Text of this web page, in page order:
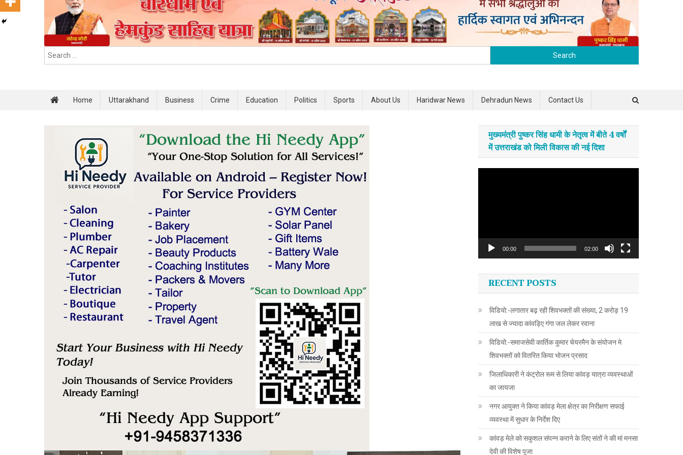
Home Uttarakhand Business Crime Education Politics Sports About Us Haridwar News Dehradun News Contact Us
मुख्यमंत्री पुष्कर सिंह धामी के नेतृत्व में बीते 4 वर्षों
में उत्तराखंड को मिली विकास की नई दिशा
00:00 02:00
RECENT POSTS
विडियो:-लगातार बढ़ रही शिवभक्तों की संख्या, 2 करोड़ 19
लाख से ज्यादा कांवड़िए गंगा जल लेकर रवाना
विडियो:-समाजसेवी कार्तिक कुमार चेयरमैन के संयोजन मे
शिवभक्तों को वितरित किया भोजन प्रसाद
जिलाधिकारी ने कंट्रोल रूम से लिया कांवड़ यात्रा व्यवस्थाओं
का जायजा
नगर आयुक्त ने किया कांवड़ मेला क्षेत्र का निरीक्षण सफाई
व्यवस्था में सुधार के निर्देश दिए
कांवड़ मेले को सकुशल संपन्न कराने के लिए संतों ने की मां मनसा
देवी की विशेष पूजा